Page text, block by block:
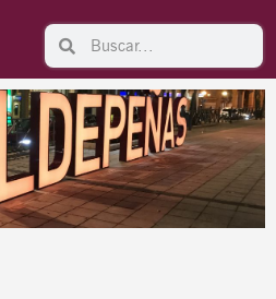
Search Search